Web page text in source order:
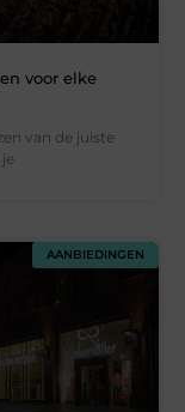
voor elke
van de juiste
AANBIEDINGEN